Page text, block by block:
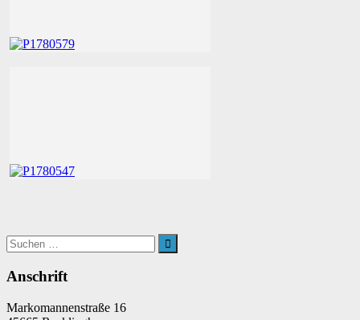
Suchen
nach:
Suchen
Anschrift
Markomannenstraße 16